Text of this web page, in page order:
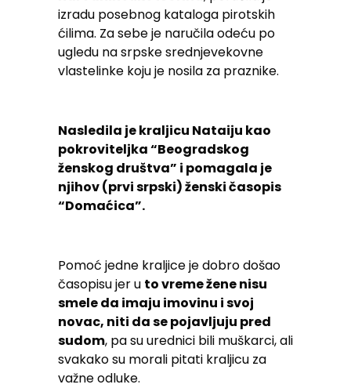
izradu posebnog kataloga pirotskih
ćilima. Za sebe je naručila odeću po
ugledu na srpske srednjevekovne
vlastelinke koju je nosila za praznike.
Nasledila je kraljicu Nataiju kao
pokroviteljka “Beogradskog
ženskog društva” i pomagala je
njihov (prvi srpski) ženski časopis
“Domaćica”.
Pomoć jedne kraljice je dobro došao
časopisu jer u to vreme žene nisu
smele da imaju imovinu i svoj
novac, niti da se pojavljuju pred
sudom, pa su urednici bili muškarci, ali
svakako su morali pitati kraljicu za
važne odluke.